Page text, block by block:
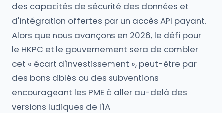
des capacités de sécurité des données et
d'intégration offertes par un accès API payant.
Alors que nous avançons en 2026, le défi pour
le HKPC et le gouvernement sera de combler
cet « écart d'investissement », peut-être par
des bons ciblés ou des subventions
encourageant les PME à aller au-delà des
versions ludiques de l'IA.